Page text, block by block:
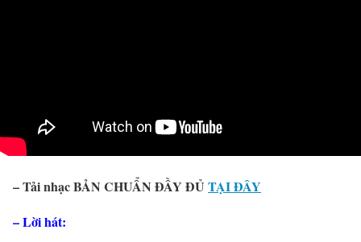
– Tải nhạc BẢN CHUẨN ĐẦY ĐỦ TẠI ĐÂY
– Lời hát: